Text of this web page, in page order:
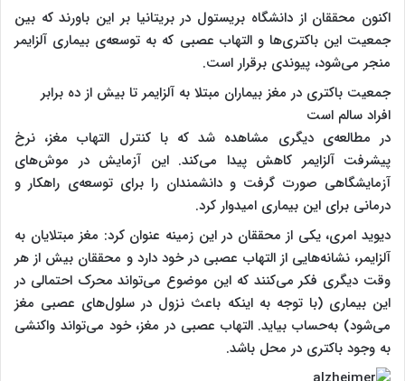
اکنون محققان از دانشگاه بریستول در بریتانیا بر این باورند که بین
جمعیت این باکتر‌ی‌ها و التهاب عصبی که به توسعه‌ی بیماری آلزایمر
منجر می‌شود، پیوندی برقرار است.
جمعیت باکتری در مغز بیماران مبتلا به آلزایمر تا بیش از ده برابر
افراد سالم است
در مطالعه‌ی دیگری مشاهده شد که با کنترل التهاب مغز، نرخ
پیشرفت آلزایمر کاهش پیدا می‌کند. این آزمایش در موش‌های
آزمایشگاهی صورت گرفت و دانشمندان را برای توسعه‌ی راهکار و
درمانی برای این بیماری امیدوار کرد.
دیوید امری، یکی از محققان در این زمینه عنوان کرد: مغز مبتلایان به
آلزایمر، نشانه‌هایی از التهاب عصبی در خود دارد و محققان بیش از هر
وقت دیگری فکر می‌کنند که این موضوع می‌تواند محرک احتمالی در
این بیماری (با توجه به اینکه باعث نزول در سلول‌های عصبی مغز
می‌شود) به‌حساب بیاید. التهاب عصبی در مغز، خود می‌تواند واکنشی
به وجود باکتری در محل باشد.